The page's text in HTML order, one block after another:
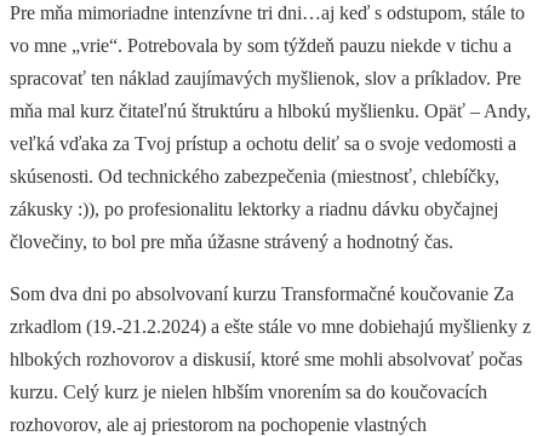
Pre mňa mimoriadne intenzívne tri dni…aj keď s odstupom, stále to
vo mne „vrie“. Potrebovala by som týždeň pauzu niekde v tichu a
spracovať ten náklad zaujímavých myšlienok, slov a príkladov. Pre
mňa mal kurz čitateľnú štruktúru a hlbokú myšlienku. Opäť – Andy,
veľká vďaka za Tvoj prístup a ochotu deliť sa o svoje vedomosti a
skúsenosti. Od technického zabezpečenia (miestnosť, chlebíčky,
zákusky :)), po profesionalitu lektorky a riadnu dávku obyčajnej
človečiny, to bol pre mňa úžasne strávený a hodnotný čas.
Som dva dni po absolvovaní kurzu Transformačné koučovanie Za
zrkadlom (19.-21.2.2024) a ešte stále vo mne dobiehajú myšlienky z
hlbokých rozhovorov a diskusií, ktoré sme mohli absolvovať počas
kurzu. Celý kurz je nielen hlbším vnorením sa do koučovacích
rozhovorov, ale aj priestorom na pochopenie vlastných